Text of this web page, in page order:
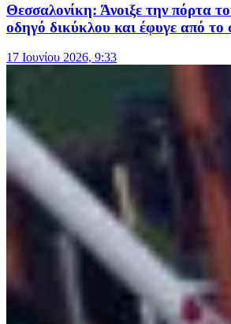
Θεσσαλονίκη: Άνοιξε την πόρτα
οδηγό δικύκλου και έφυγε από το
17 Ιουνίου 2026, 9:33